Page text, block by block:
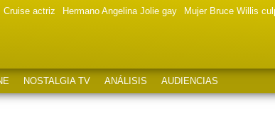
Cruise actriz Hermano Angelina Jolie gay Mujer Bruce Willis
NOSTALGIA TV ANÁLISIS AUDIENCIAS